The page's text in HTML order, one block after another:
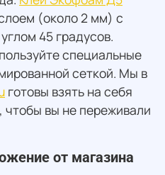
(около 2 мм) с
45 градусов.
специальные
сеткой. Мы в
готовы взять на себя
чтобы вы не переживали
от магазина